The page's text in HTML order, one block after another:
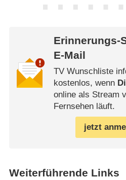
Erinnerungs-
E-Mail
TV Wunschliste
kostenlos, wenn
online als Stream
Fernsehen läuft.
jetzt
Weiterführende Links